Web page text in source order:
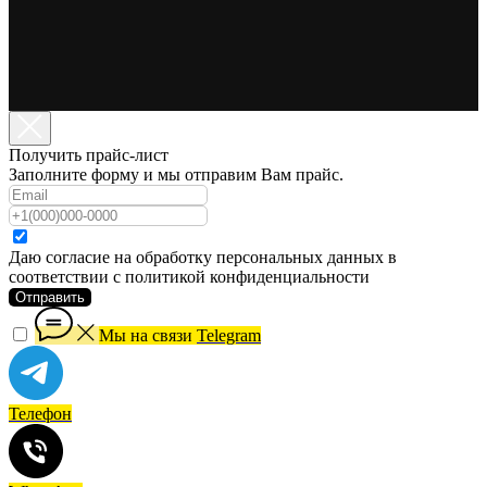
Получить прайс-лист
Заполните форму и мы отправим Вам прайс.
Даю согласие на обработку персональных данных в
соответствии с политикой конфиденциальности
Отправить
Мы на связи Telegram
Телефон